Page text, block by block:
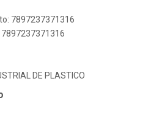
7897237371316
7897237371316
DE PLASTICO